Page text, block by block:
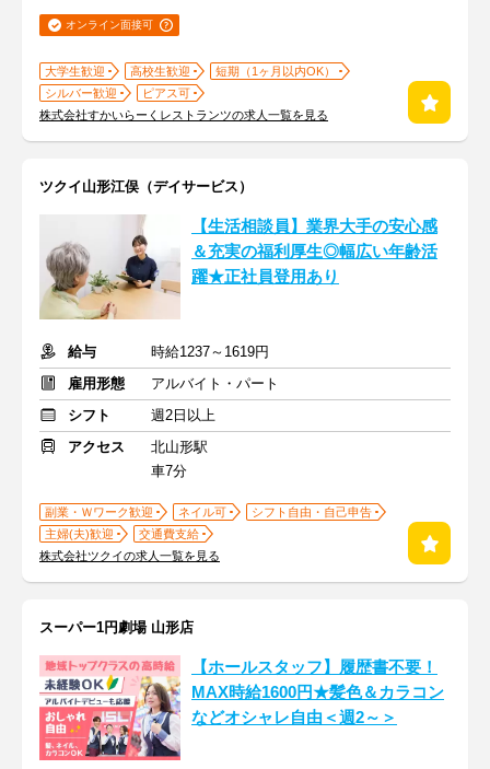
オンライン面接可
大学生歓迎 高校生歓迎
短期（1ヶ月以内OK）
シルバー歓迎
ピアス可
株式会社すかいらーくレストランツの求人一覧を見る
ツクイ山形江俣（デイサービス）
【生活相談員】業界大手の安心感
＆充実の福利厚生◎幅広い年齢活
躍★正社員登用あり
給与
時給1237～1619円
雇用形態
アルバイト・パート
シフト
週2日以上
アクセス
北山形駅
車7分
副業・Ｗワーク歓迎 ネイル可
シフト自由・自己申告
主婦(夫)歓迎
交通費支給
株式会社ツクイの求人一覧を見る
スーパー1円劇場 山形店
【ホールスタッフ】履歴書不要！
MAX時給1600円★髪色＆カラコン
などオシャレ自由＜週2～＞